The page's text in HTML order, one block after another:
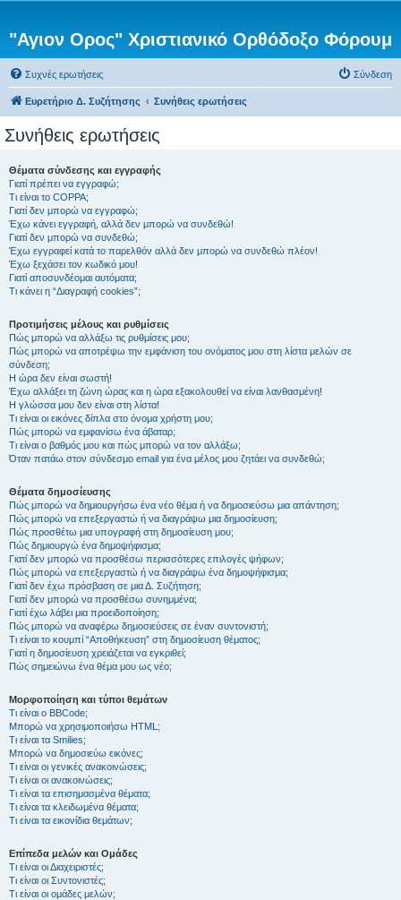
"Αγιον Ορος" Χριστιανικό Ορθόδοξο Φόρουμ
Συχνές ερωτήσεις Σύνδεση
Ευρετήριο Δ. Συζήτησης Συνήθεις ερωτήσεις
Συνήθεις ερωτήσεις
Θέματα σύνδεσης και εγγραφής
Γιατί πρέπει να εγγραφώ;
Τι είναι το COPPA;
Γιατί δεν μπορώ να εγγραφώ;
Έχω κάνει εγγραφή, αλλά δεν μπορώ να συνδεθώ!
Γιατί δεν μπορώ να συνδεθώ;
Έχω εγγραφεί κατά το παρελθόν αλλά δεν μπορώ να συνδεθώ πλέον!
Έχω ξεχάσει τον κωδικό μου!
Γιατί αποσυνδέομαι αυτόματα;
Τι κάνει η “Διαγραφή cookies”;
Προτιμήσεις μέλους και ρυθμίσεις
Πώς μπορώ να αλλάξω τις ρυθμίσεις μου;
Πώς μπορώ να αποτρέψω την εμφάνιση του ονόματος μου στη λίστα μελών σε
σύνδεση;
Η ώρα δεν είναι σωστή!
Έχω αλλάξει τη ζώνη ώρας και η ώρα εξακολουθεί να είναι λανθασμένη!
Η γλώσσα μου δεν είναι στη λίστα!
Τι είναι οι εικόνες δίπλα στο όνομα χρήστη μου;
Πώς μπορώ να εμφανίσω ένα άβαταρ;
Τι είναι ο βαθμός μου και πώς μπορώ να τον αλλάξω;
Όταν πατάω στον σύνδεσμο email για ένα μέλος μου ζητάει να συνδεθώ;
Θέματα δημοσίευσης
Πώς μπορώ να δημιουργήσω ένα νέο θέμα ή να δημοσιεύσω μια απάντηση;
Πώς μπορώ να επεξεργαστώ ή να διαγράψω μια δημοσίευση;
Πώς προσθέτω μια υπογραφή στη δημοσίευση μου;
Πώς δημιουργώ ένα δημοψήφισμα;
Γιατί δεν μπορώ να προσθέσω περισσότερες επιλογές ψήφων;
Πώς μπορώ να επεξεργαστώ ή να διαγράψω ένα δημοψήφισμα;
Γιατί δεν έχω πρόσβαση σε μια Δ. Συζήτηση;
Γιατί δεν μπορώ να προσθέσω συνημμένα;
Γιατί έχω λάβει μια προειδοποίηση;
Πώς μπορώ να αναφέρω δημοσιεύσεις σε έναν συντονιστή;
Τι είναι το κουμπί “Αποθήκευση” στη δημοσίευση θέματος;
Γιατί η δημοσίευση χρειάζεται να εγκριθεί;
Πώς σημειώνω ένα θέμα μου ως νέο;
Μορφοποίηση και τύποι θεμάτων
Τι είναι ο BBCode;
Μπορώ να χρησιμοποιήσω HTML;
Τι είναι τα Smilies;
Μπορώ να δημοσιεύω εικόνες;
Τι είναι οι γενικές ανακοινώσεις;
Τι είναι οι ανακοινώσεις;
Τι είναι τα επισημασμένα θέματα;
Τι είναι τα κλειδωμένα θέματα;
Τι είναι τα εικονίδια θεμάτων;
Επίπεδα μελών και Ομάδες
Τι είναι οι Διαχειριστές;
Τι είναι οι Συντονιστές;
Τι είναι οι ομάδες μελών;